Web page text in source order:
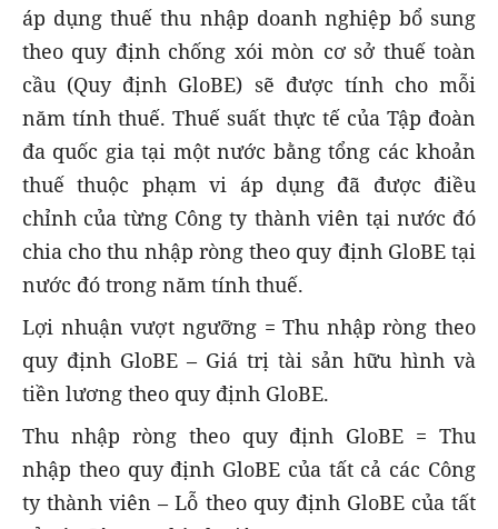
áp dụng thuế thu nhập doanh nghiệp bổ sung
theo quy định chống xói mòn cơ sở thuế toàn
cầu (Quy định GloBE) sẽ được tính cho mỗi
năm tính thuế. Thuế suất thực tế của Tập đoàn
đa quốc gia tại một nước bằng tổng các khoản
thuế thuộc phạm vi áp dụng đã được điều
chỉnh của từng Công ty thành viên tại nước đó
chia cho thu nhập ròng theo quy định GloBE tại
nước đó trong năm tính thuế.
Lợi nhuận vượt ngưỡng = Thu nhập ròng theo
quy định GloBE – Giá trị tài sản hữu hình và
tiền lương theo quy định GloBE.
Thu nhập ròng theo quy định GloBE = Thu
nhập theo quy định GloBE của tất cả các Công
ty thành viên – Lỗ theo quy định GloBE của tất